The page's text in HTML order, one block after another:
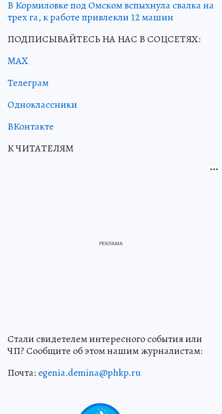
В Кормиловке под Омском вспыхнула свалка на
трех га, к работе привлекли 12 машин
ПОДПИСЫВАЙТЕСЬ НА НАС В СОЦСЕТЯХ:
MAX
Телеграм
Одноклассники
ВКонтакте
К ЧИТАТЕЛЯМ
Стали свидетелем интересного события или
ЧП? Сообщите об этом нашим журналистам:
Почта: egenia.demina@phkp.ru